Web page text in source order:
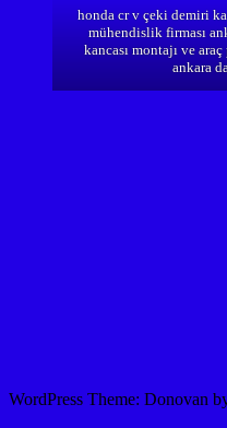
honda cr v çeki demiri
mühendislik firması
kancası montajı ve
ankara
WordPress Theme: Donovan